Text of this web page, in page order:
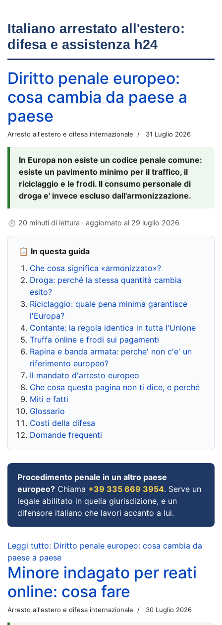
Italiano arrestato all'estero:
difesa e assistenza h24
Diritto penale europeo:
cosa cambia da paese a
paese
Arresto all'estero e difesa internazionale 31 Luglio 2026
In Europa non esiste un codice penale comune:
esiste un pavimento minimo per il traffico, il
riciclaggio e le frodi. Il consumo personale di
droga e' invece escluso dall'armonizzazione.
⏱ 20 minuti di lettura · aggiornato al 29 luglio 2026
📋 In questa guida
Che cosa significa «armonizzato»?
Droga: perché la stessa quantità cambia
esito?
Riciclaggio: quale pena minima garantisce
l'Europa?
Contante: la regola identica in tutta l'Unione
Truffa online e frodi sui pagamenti
Rapina e banda armata: perche' non c'e' un
riferimento europeo?
Il mandato d'arresto europeo
Che cosa questa pagina non ti dice, e perché
Miti e fatti
Glossario
Costi della difesa
Domande frequenti
Procedimento penale in un altro paese
europeo? Chiama +39 335 669 3954. Serve un
legale abilitato in quella giurisdizione, e un
difensore italiano che lavori accanto a lui.
Leggi tutto: Diritto penale europeo: cosa cambia da
paese a paese
Minore indagato per reati
online: cosa fare
Arresto all'estero e difesa internazionale 30 Luglio 2026